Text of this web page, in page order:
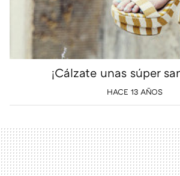
¡Cálzate unas súper
HACE 13 AÑOS